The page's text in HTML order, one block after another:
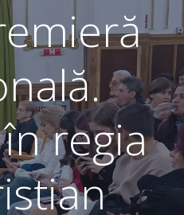
în regia